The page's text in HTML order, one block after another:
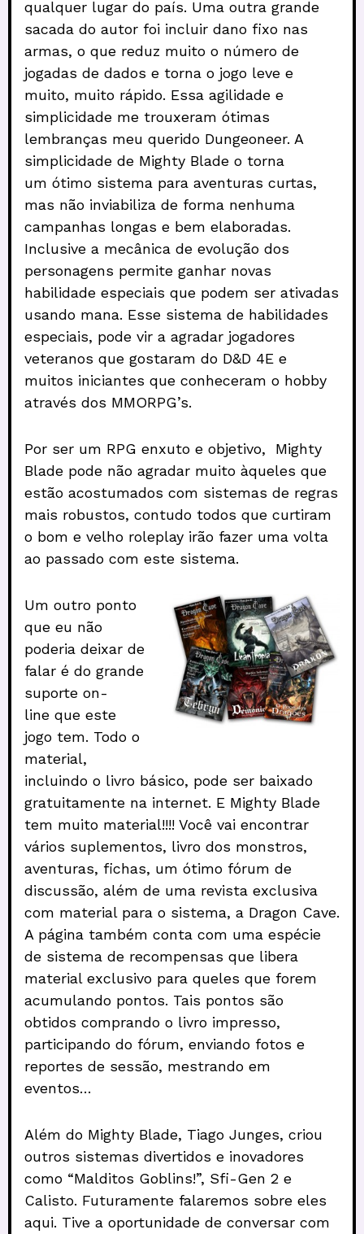
qualquer lugar do país. Uma outra grande
sacada do autor foi incluir dano fixo nas
armas, o que reduz muito o número de
jogadas de dados e torna o jogo leve e
muito, muito rápido. Essa agilidade e
simplicidade me trouxeram ótimas
lembranças meu querido Dungeoneer. A
simplicidade de Mighty Blade o torna
um ótimo sistema para aventuras curtas,
mas não inviabiliza de forma nenhuma
campanhas longas e bem elaboradas.
Inclusive a mecânica de evolução dos
personagens permite ganhar novas
habilidade especiais que podem ser ativadas
usando mana. Esse sistema de habilidades
especiais, pode vir a agradar jogadores
veteranos que gostaram do D&D 4E e
muitos iniciantes que conheceram o hobby
através dos MMORPG’s.
Por ser um RPG enxuto e objetivo, Mighty
Blade pode não agradar muito àqueles que
estão acostumados com sistemas de regras
mais robustos, contudo todos que curtiram
o bom e velho roleplay irão fazer uma volta
ao passado com este sistema.
Um outro ponto
que eu não
poderia deixar de
falar é do grande
suporte on-
line que este
jogo tem. Todo o
material,
incluindo o livro básico, pode ser baixado
gratuitamente na internet. E Mighty Blade
tem muito material!!!! Você vai encontrar
vários suplementos, livro dos monstros,
aventuras, fichas, um ótimo fórum de
discussão, além de uma revista exclusiva
com material para o sistema, a Dragon Cave.
A página também conta com uma espécie
de sistema de recompensas que libera
material exclusivo para queles que forem
acumulando pontos. Tais pontos são
obtidos comprando o livro impresso,
participando do fórum, enviando fotos e
reportes de sessão, mestrando em
eventos…
Além do Mighty Blade, Tiago Junges, criou
outros sistemas divertidos e inovadores
como “Malditos Goblins!”, Sfi-Gen 2 e
Calisto. Futuramente falaremos sobre eles
aqui. Tive a oportunidade de conversar com